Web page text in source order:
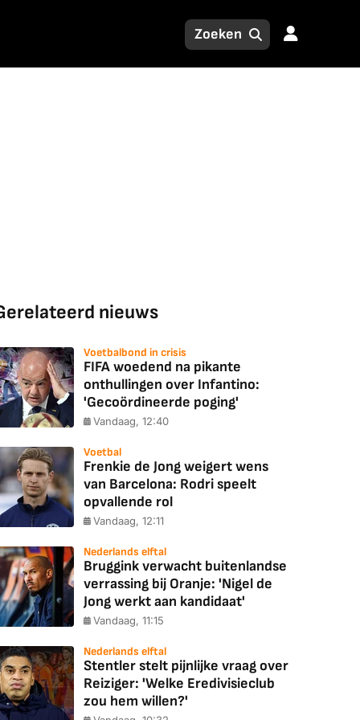
nieuws
Voetbalbond in crisis
FIFA woedend na pikante
onthullingen over Infantino:
'Gecoördineerde poging'
Vandaag, 12:40
Voetbal
Frenkie de Jong weigert wens
van Barcelona: Rodri speelt
opvallende rol
Vandaag, 12:11
Nederlands elftal
Bruggink verwacht buitenlandse
verrassing bij Oranje: 'Nigel de
Jong werkt aan kandidaat'
Vandaag, 11:15
Nederlands elftal
Stentler stelt pijnlijke vraag over
Reiziger: 'Welke Eredivisieclub
zou hem willen?'